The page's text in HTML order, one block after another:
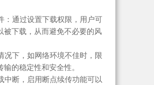
：通过设置下载权限，用户可
被下载，从而避免不必要的风
况下，如网络环境不佳时，限
的稳定性和安全性。
中断，启用断点续传功能可以